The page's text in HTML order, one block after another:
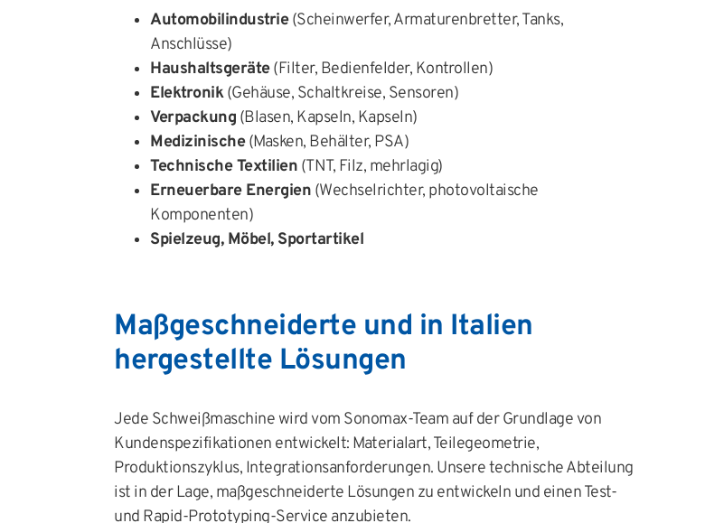
Automobilindustrie(Scheinwerfer, Armaturenbretter, Tanks,
Anschlüsse)
Haushaltsgeräte(Filter, Bedienfelder, Kontrollen)
Elektronik(Gehäuse, Schaltkreise, Sensoren)
Verpackung (Blasen, Kapseln, Kapseln)
Medizinische(Masken, Behälter, PSA)
Technische Textilien (TNT, Filz, mehrlagig)
Erneuerbare Energien (Wechselrichter, photovoltaische
Komponenten)
Spielzeug, Möbel, Sportartikel
Maßgeschneiderte und in Italien
hergestellte Lösungen
Jede Schweißmaschine wird vom Sonomax-Team auf der Grundlage von
Kundenspezifikationen entwickelt: Materialart, Teilegeometrie,
Produktionszyklus, Integrationsanforderungen. Unsere technische Abteilung
ist in der Lage, maßgeschneiderte Lösungen zu entwickeln und einen Test-
und Rapid-Prototyping-Service anzubieten.